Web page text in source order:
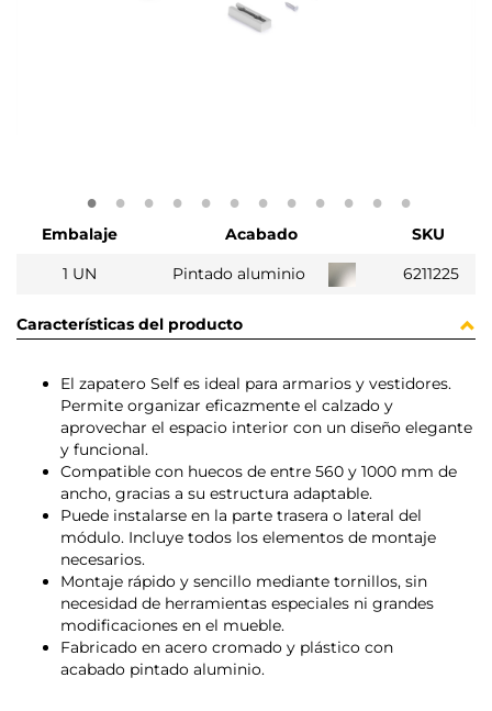
Embalaje Acabado
SKU
1 UN
Pintado aluminio 6211225
Características del producto
El zapatero Self es ideal para armarios y vestidores.
Permite organizar eficazmente el calzado y
aprovechar el espacio interior con un diseño elegante
y funcional.
Compatible con huecos de entre 560 y 1000 mm de
ancho, gracias a su estructura adaptable.
Puede instalarse en la parte trasera o lateral del
módulo. Incluye todos los elementos de montaje
necesarios.
Montaje rápido y sencillo mediante tornillos, sin
necesidad de herramientas especiales ni grandes
modificaciones en el mueble.
Fabricado en acero cromado y plástico con
acabado pintado aluminio.